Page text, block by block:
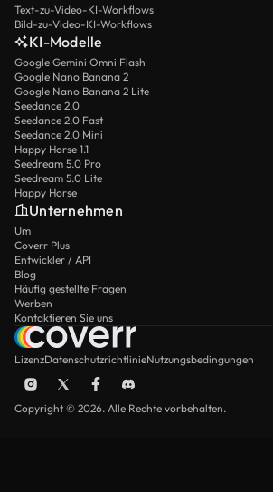
Text-zu-Video-KI-Workflows
Bild-zu-Video-KI-Workflows
KI-Modelle
Google Gemini Omni Flash
Google Nano Banana 2
Google Nano Banana 2 Lite
Seedance 2.0
Seedance 2.0 Fast
Seedance 2.0 Mini
Happy Horse 1.1
Seedream 5.0 Pro
Seedream 5.0 Lite
Happy Horse
Unternehmen
Um
Coverr Plus
Entwickler / API
Blog
Häufig gestellte Fragen
Werben
Kontaktieren Sie uns
LizenzDatenschutzrichtlinieNutzungsbedingungen
Copyright © 2026. Alle Rechte vorbehalten.